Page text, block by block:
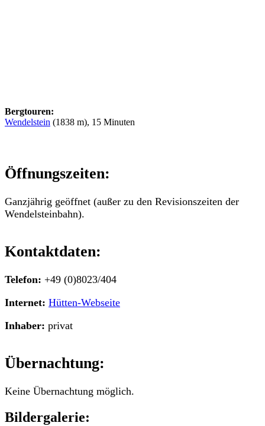
Bergtouren:
Wendelstein (1838 m), 15 Minuten
Öffnungszeiten:
Ganzjährig geöffnet (außer zu den Revisionszeiten der
Wendelsteinbahn).
Kontaktdaten:
Telefon: +49 (0)8023/404
Internet: Hütten-Webseite
Inhaber: privat
Übernachtung:
Keine Übernachtung möglich.
Bildergalerie: